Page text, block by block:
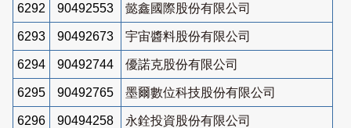
6292 90492553 懿鑫國際股份有限公司
6293 90492673 宇宙醬料股份有限公司
6294 90492744 優諾克股份有限公司
6295 90492765 墨爾數位科技股份有限公司
6296 90494258 永銓投資股份有限公司